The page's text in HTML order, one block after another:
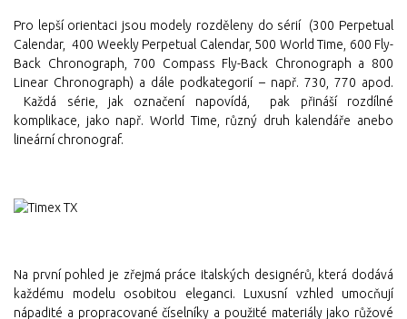
Pro lepší orientaci jsou modely rozděleny do sérií (300 Perpetual
Calendar, 400 Weekly Perpetual Calendar, 500 World Time, 600 Fly-
Back Chronograph, 700 Compass Fly-Back Chronograph a 800
Linear Chronograph) a dále podkategorií – např. 730, 770 apod.
Každá série, jak označení napovídá, pak přináší rozdílné
komplikace, jako např. World Time, různý druh kalendáře anebo
lineární chronograf.
Na první pohled je zřejmá práce italských designérů, která dodává
každému modelu osobitou eleganci. Luxusní vzhled umocňují
nápadité a propracované číselníky a použité materiály jako růžové